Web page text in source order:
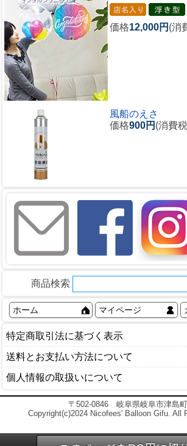
価格12,000円 (消
風船のえさ
価格900円 (消費
商品検索
ホーム マイページ
特定商取引法に基づく表示
送料とお支払い方法について
個人情報の取扱いについて
〒502-0846 岐阜県岐阜市津島
Copyright(c)2024 Nicofees' Balloon Gifu. All